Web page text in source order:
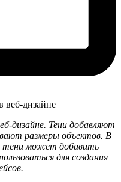
дизайне. Тени добавляют
размеры объектов. В
и тени может добавить
для создания